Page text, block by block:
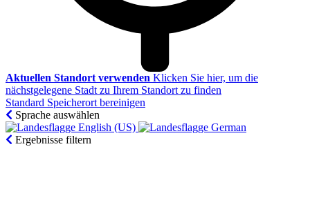
Aktuellen Standort verwenden Klicken Sie hier, um die
nächstgelegene Stadt zu Ihrem Standort zu finden
Standard Speicherort bereinigen
Sprache auswählen
English (US)‎
German‎
Ergebnisse filtern